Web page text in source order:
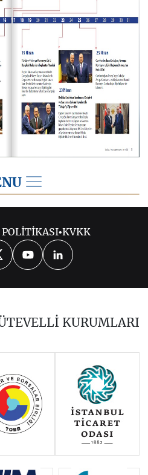
2019MART 2019
MAYIS 2019
2019ARALIK 2019
POLİTİKASI•KVKK
KURUMLARI